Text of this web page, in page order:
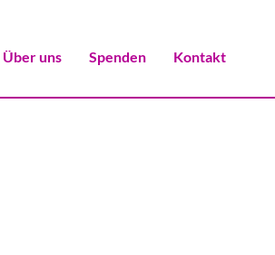
Über uns Spenden Kontakt